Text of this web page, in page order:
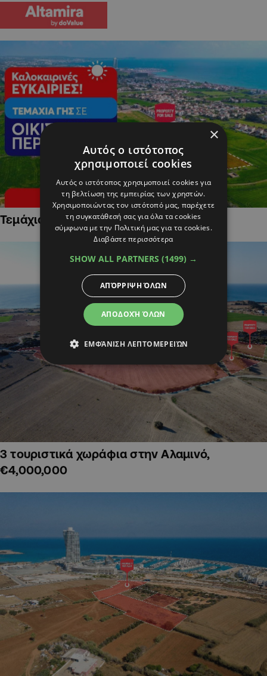
Τεμάχια Γης σε Οικιστικές Περιοχές
3 τουριστικά χωράφια στην Αλαμινό,
€4,000,000
×
Αυτός ο ιστότοπος
χρησιμοποιεί cookies
Αυτός ο ιστότοπος χρησιμοποιεί cookies για
τη βελτίωση της εμπειρίας των χρηστών.
Χρησιμοποιώντας τον ιστότοπό μας, παρέχετε
τη συγκατάθεσή σας για όλα τα cookies
σύμφωνα με την Πολιτική μας για τα cookies.
Διαβάστε περισσότερα
SHOW ALL PARTNERS (1499) →
ΑΠΟΔΟΧΉ ΌΛΩΝ
ΑΠΌΡΡΙΨΗ ΌΛΩΝ
ΕΜΦΆΝΙΣΗ ΛΕΠΤΟΜΕΡΕΙΏΝ